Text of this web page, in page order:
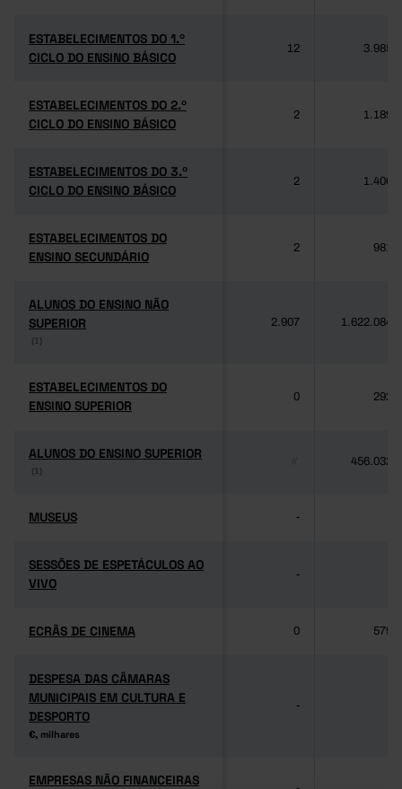
ESTABELECIMENTOS DO 1.º
CICLO DO ENSINO BÁSICO
ESTABELECIMENTOS DO 1.º
CICLO DO ENSINO BÁSICO
12 3.985
ESTABELECIMENTOS DO 2.º
CICLO DO ENSINO BÁSICO
ESTABELECIMENTOS DO 2.º
CICLO DO ENSINO BÁSICO
2 1.189
ESTABELECIMENTOS DO 3.º
CICLO DO ENSINO BÁSICO
ESTABELECIMENTOS DO 3.º
CICLO DO ENSINO BÁSICO
2 1.406
ESTABELECIMENTOS DO
ENSINO SECUNDÁRIO
ESTABELECIMENTOS DO
ENSINO SECUNDÁRIO
2 981
ALUNOS DO ENSINO NÃO
SUPERIOR
(1)
ALUNOS DO ENSINO NÃO
SUPERIOR
(1)
2.907 1.622.084
ESTABELECIMENTOS DO
ENSINO SUPERIOR
ESTABELECIMENTOS DO
ENSINO SUPERIOR
0 292
ALUNOS DO ENSINO SUPERIOR
(1)
ALUNOS DO ENSINO SUPERIOR
(1)
456.032
MUSEUS
MUSEUS -
SESSÕES DE ESPETÁCULOS AO
VIVO
SESSÕES DE ESPETÁCULOS AO
VIVO
-
ECRÃS DE CINEMA
ECRÃS DE CINEMA 0 579
DESPESA DAS CÂMARAS
MUNICIPAIS EM CULTURA E
DESPORTO
€, milhares
DESPESA DAS CÂMARAS
MUNICIPAIS EM CULTURA E
DESPORTO
€, milhares
-
EMPRESAS NÃO FINANCEIRAS
EMPRESAS NÃO FINANCEIRAS